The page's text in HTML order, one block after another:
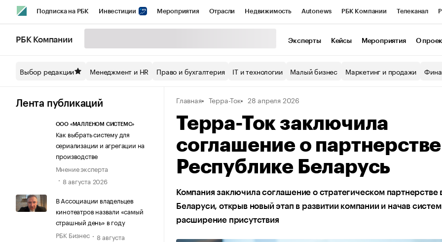
Подписка на РБК Инвестиции Мероприятия Отрасли Недвижимость Autonews РБК Компании Телеканал
Спецпроекты СПб Конференции СПб Спецпроекты Экономика Бизнес
Технологии и медиа Рынок наличной валюты
РБК Компании Эксперты Кейсы Мероприятия О
Выбор редакции Менеджмент и HR Право и бухгалтерия IT и технологии Малый бизнес Маркетинг и продажи
Лента публикаций
ООО «МАЛЛЕНОМ СИСТЕМС»
Как выбрать систему для
сериализации и агрегации на
производстве
Мнение эксперта
8 августа 2026
В Ассоциации владельцев
кинотеатров назвали «самый
страшный день» в году
РБК Бизнес
8 августа
Главная Терра-Ток 28 апреля 2026
Терра-Ток заключила
соглашение о
Республике Беларусь
Компания заключила соглашение о стратегическом партнерстве
Беларуси, открыв новый этап в развитии компании и начав
расширение присутствия